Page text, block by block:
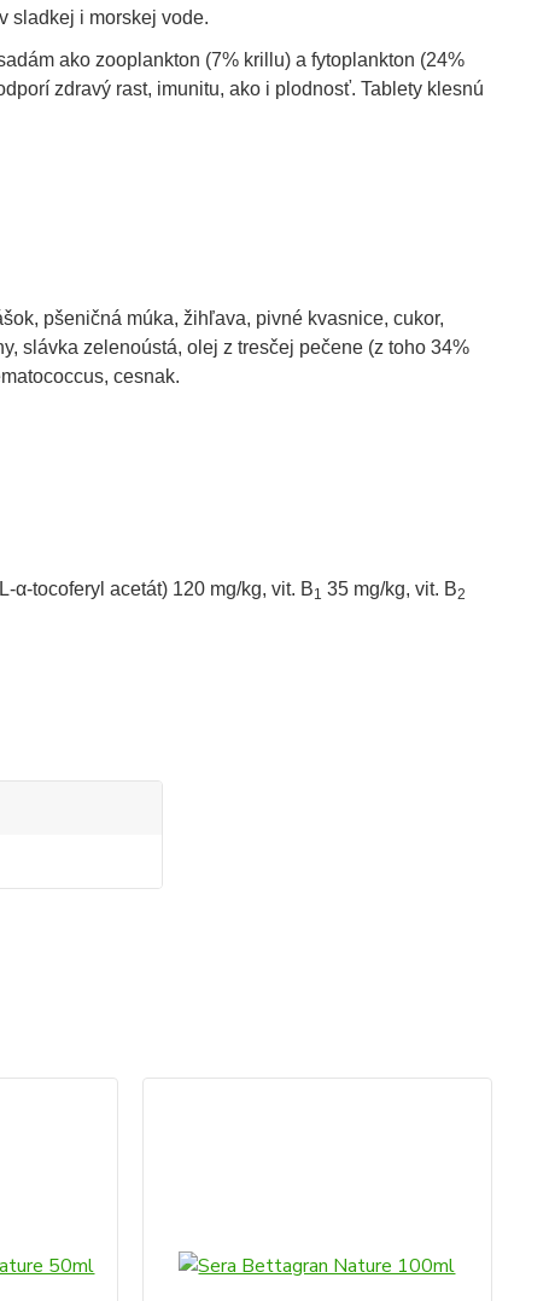
sladkej i morskej vode.
ako zooplankton (7% krillu) a fytoplankton (24%
zdravý rast, imunitu, ako i plodnosť. Tablety klesnú
pšeničná múka, žihľava, pivné kvasnice, cukor,
slávka zelenoústá, olej z tresčej pečene (z toho 34%
cesnak.
α-tocoferyl acetát) 120 mg/kg, vit. B1 35 mg/kg, vit. B2